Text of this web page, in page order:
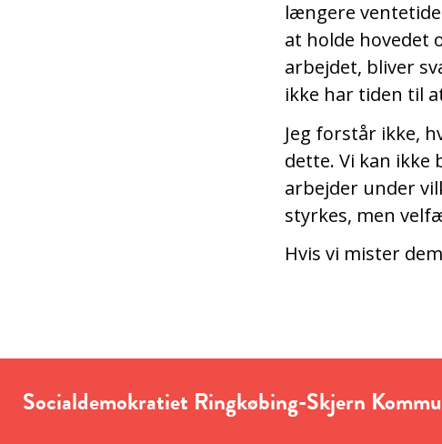
længere
at holde hovedet
arbejdet, bliver
ikke har tiden til
Jeg forstår ikke,
dette. Vi kan ikke
arbejder under
styrkes, men
Hvis vi mister
Socialdemokratiet Ringkøbing-Skjern